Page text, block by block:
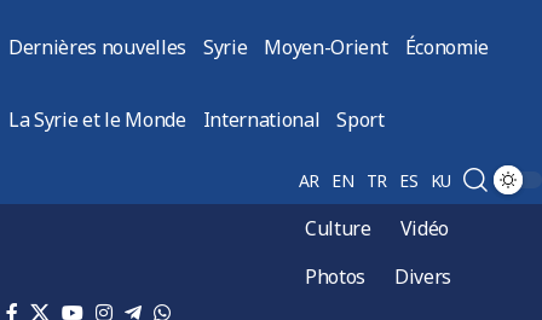
Dernières nouvelles Syrie Moyen-Orient Économie
La Syrie et le Monde International Sport
AR EN TR ES KU
Culture
Vidéo
Photos
Divers